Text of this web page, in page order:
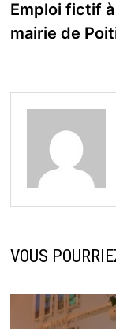
l’article
Emploi fictif
mairie de
VOUS